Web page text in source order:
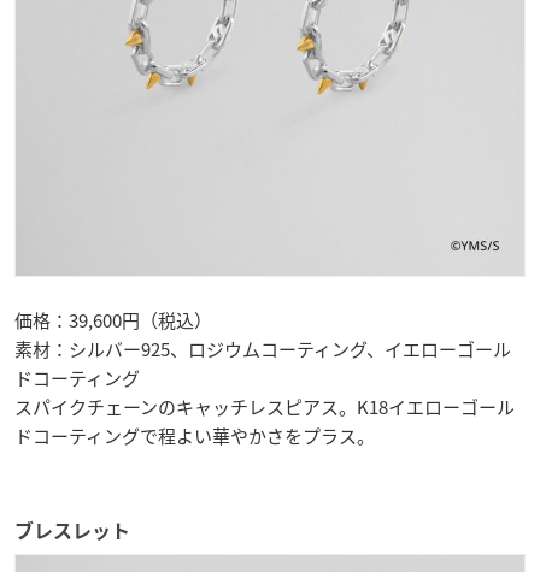
価格：39,600円（税込）
素材：シルバー925、ロジウムコーティング、イエローゴール
ドコーティング
スパイクチェーンのキャッチレスピアス。K18イエローゴール
ドコーティングで程よい華やかさをプラス。
ブレスレット